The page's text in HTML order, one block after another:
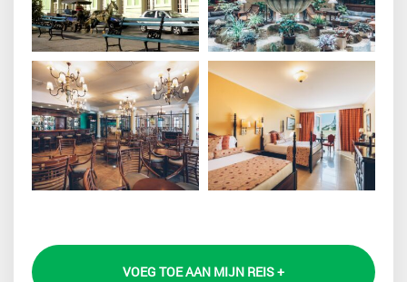
VOEG TOE AAN MIJN REIS +